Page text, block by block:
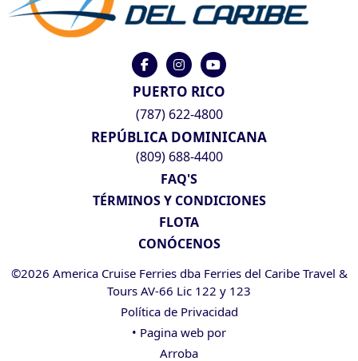
PUERTO RICO
(787) 622-4800
REPÚBLICA DOMINICANA
(809) 688-4400
FAQ'S
TÉRMINOS Y CONDICIONES
FLOTA
CONÓCENOS
©2026 America Cruise Ferries dba Ferries del Caribe Travel &
Tours AV-66 Lic 122 y 123
Política de Privacidad
• Pagina web por
Arroba